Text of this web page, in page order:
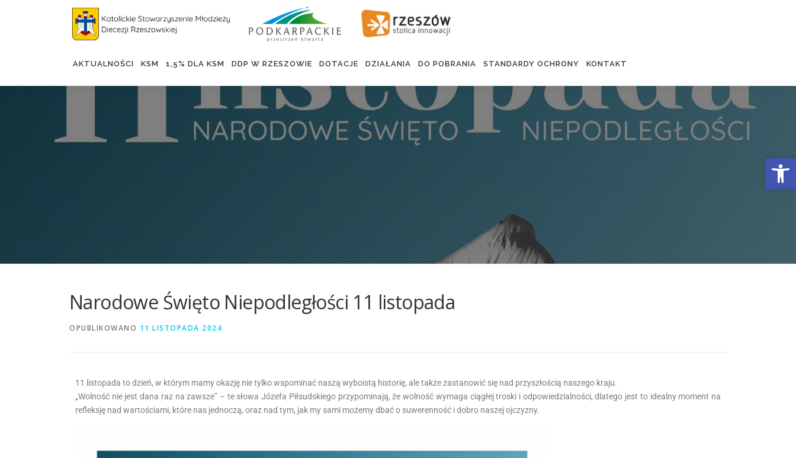
AKTUALNOŚCI KSM 1,5% DLA KSM DDP W RZESZOWIE DOTACJE DZIAŁANIA DO POBRANIA STANDARDY OCHRONY KONTAKT
Narodowe Święto Niepodległości 11 listopada
OPUBLIKOWANO 11 LISTOPADA 2024
11 listopada to dzień, w którym mamy okazję nie tylko wspominać naszą wyboistą historię, ale także zastanowić się nad przyszłością naszego kraju.
„Wolność nie jest dana raz na zawsze” – te słowa Józefa Piłsudskiego przypominają, że wolność wymaga ciągłej troski i odpowiedzialności, dlatego jest to idealny moment na
refleksję nad wartościami, które nas jednoczą, oraz nad tym, jak my sami możemy dbać o suwerenność i dobro naszej ojczyzny.